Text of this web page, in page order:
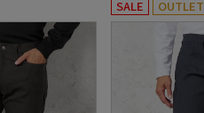
SALE OUTLET